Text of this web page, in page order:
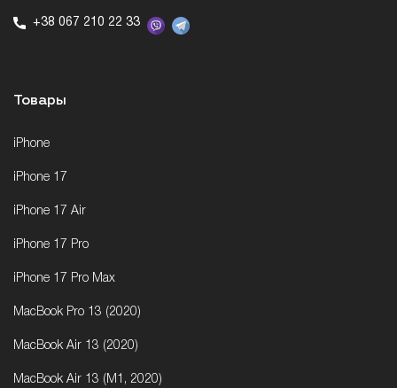
+38 067 210 22 33
Товары
iPhone
iPhone 17
iPhone 17 Air
iPhone 17 Pro
iPhone 17 Pro Max
MacBook Pro 13 (2020)
MacBook Air 13 (2020)
MacBook Air 13 (M1, 2020)